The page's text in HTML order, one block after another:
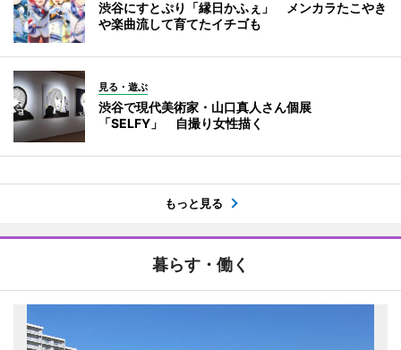
渋谷にすとぷり「縁日かふぇ」 メンカラたこやき
や楽曲流して育てたイチゴも
見る・遊ぶ
渋谷で現代美術家・山口真人さん個展
「SELFY」 自撮り女性描く
もっと見る
暮らす・働く